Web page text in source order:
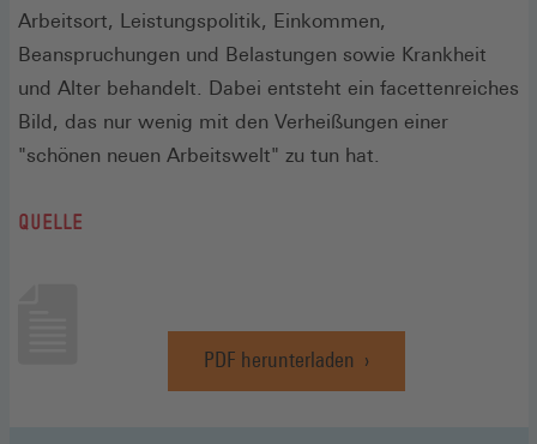
Arbeitsort, Leistungspolitik, Einkommen,
Beanspruchungen und Belastungen sowie Krankheit
und Alter behandelt. Dabei entsteht ein facettenreiches
Bild, das nur wenig mit den Verheißungen einer
"schönen neuen Arbeitswelt" zu tun hat.
QUELLE
PDF herunterladen
(Öffnet
in